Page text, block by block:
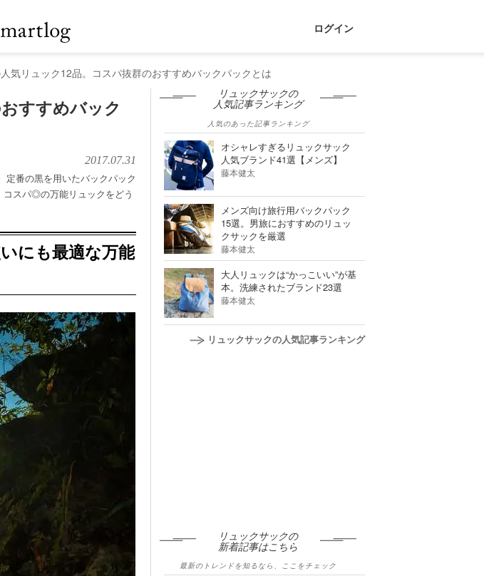
ログイン
気リュック12品。コスパ抜群のおすすめバックパックとは
すすめバック
2017.07.31
定番の黒を用いたバックパック
コスパ◎の万能リュックをどう
にも最適な万能
リュックサックの
人気記事ランキング
人気のあった記事ランキング
オシャレすぎるリュックサック
人気ブランド41選【メンズ】
藤本健太
メンズ向け旅行用バックパック
15選。男旅におすすめのリュッ
クサックを厳選
藤本健太
大人リュックは“かっこいい”が基
本。洗練されたブランド23選
藤本健太
リュックサックの人気記事ランキング
リュックサックの
新着記事はこちら
最新のトレンドを知るなら、ここをチェック